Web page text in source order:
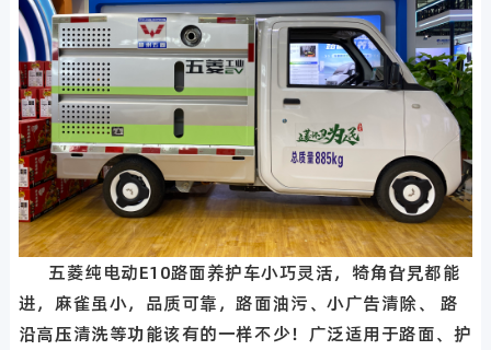
五菱纯电动E10路面养护车小巧灵活，犄角旮旯都能
进，麻雀虽小，品质可靠，路面油污、小广告清除、 路
沿高压清洗等功能该有的一样不少！广泛适用于路面、护